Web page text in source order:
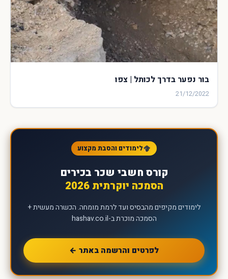
בור נפער בדרך לכותל | צפו
21/12/2022
לימודים והסבת מקצוע
קורס חשבי שכר בכירים
הסמכה יוקרתית 2026
לימודים מקיפים מהבסיס ועד לרמת מומחה. הכשרה מעשית +
הסמכה מוכרת ב-hashav.co.il
לפרטים והרשמה באתר ←